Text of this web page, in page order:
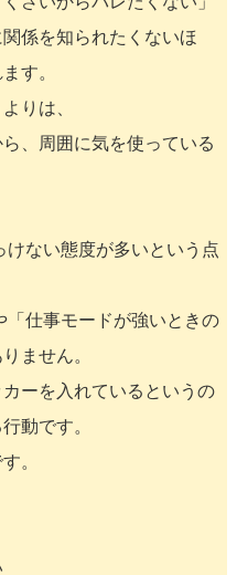
係を知られたくないほ
す。
りは、
、周囲に気を使っている
ない態度が多いという点
「仕事モードが強いときの
ません。
ーを入れているというの
動です。
。